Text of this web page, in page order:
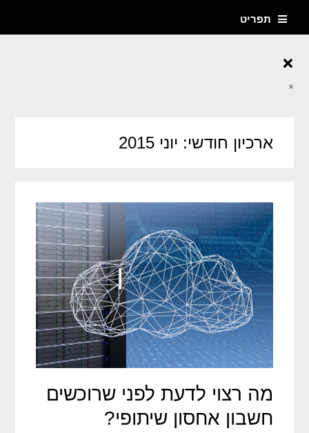
תפריט
×
×
ארכיון חודשי: יוני 2015
מה רצוי לדעת לפני שרוכשים
חשבון אחסון שיתופי?